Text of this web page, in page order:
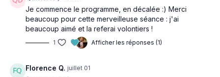
📚 Amazon
https://amzn.to/43oXrha
🇨🇦 Canada :
📚 Les Libraires du canada :
https://www.leslibraires.ca/livres/bouger-pour-
rajeunir-la-methode-kinepilates-pour-cultiver-votre-
Je commence le programme, en décalée :) Merci
beaucoup pour cette merveilleuse séance : j'ai
beaucoup aimé et la referai volontiers !
1 Afficher les réponses (1)
Florence Q. juillet 01